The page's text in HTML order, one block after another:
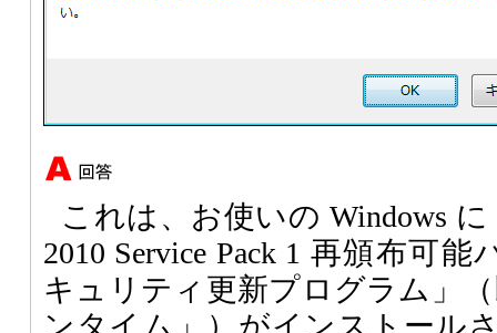
これは、お使いの Windows に
2010 Service Pack 1 再頒布可
キュリティ更新プログラム」（
ンタイム」）がインストール